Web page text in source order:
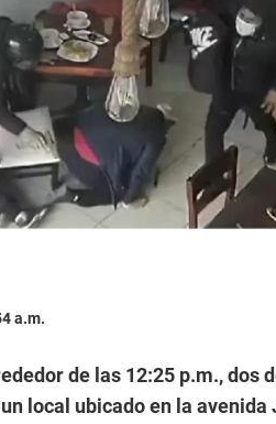
a.m.
de las 12:25 p.m., dos
local ubicado en la avenida